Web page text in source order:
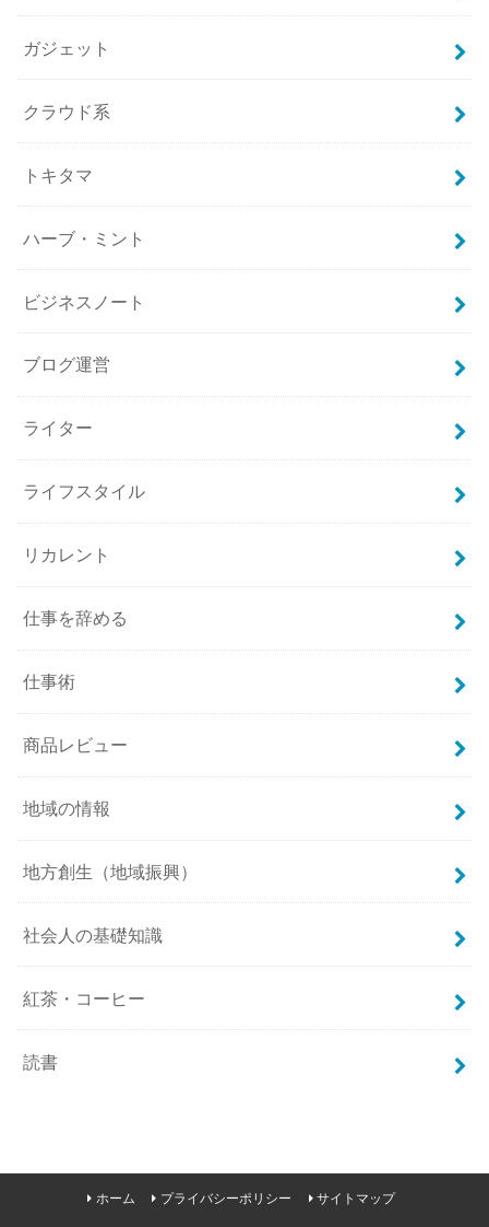
ガジェット
クラウド系
トキタマ
ハーブ・ミント
ビジネスノート
ブログ運営
ライター
ライフスタイル
リカレント
仕事を辞める
仕事術
商品レビュー
地域の情報
地方創生（地域振興）
社会人の基礎知識
紅茶・コーヒー
読書
ホーム プライバシーポリシー サイトマップ